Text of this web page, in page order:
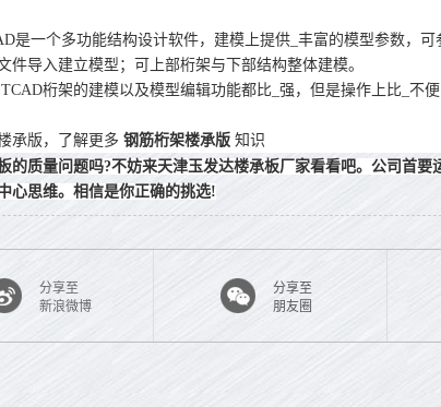
是一个多功能结构设计软件，建模上提供_丰富的模型参数，
件导入建立模型；可上部桁架与下部结构整体建模。
桁架的建模以及模型编辑功能都比_强，但是操作上比_不便
承版，了解更多 钢筋桁架楼承版 知识
的质量问题吗?不妨来天津玉发达楼承板厂家看看吧。公司首要
心思维。相信是你正确的挑选!
分享至
新浪微博
分享至
朋友圈